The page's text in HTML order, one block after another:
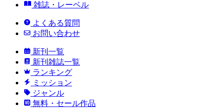
雑誌・レーベル
よくある質問
お問い合わせ
新刊一覧
新刊雑誌一覧
ランキング
ミッション
ジャンル
無料・セール作品